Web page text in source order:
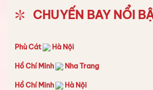
CHUYẾN BAY NỔI
Phù Cát Hà Nội
Hồ Chí Minh Nha Trang
Hồ Chí Minh Hà Nội